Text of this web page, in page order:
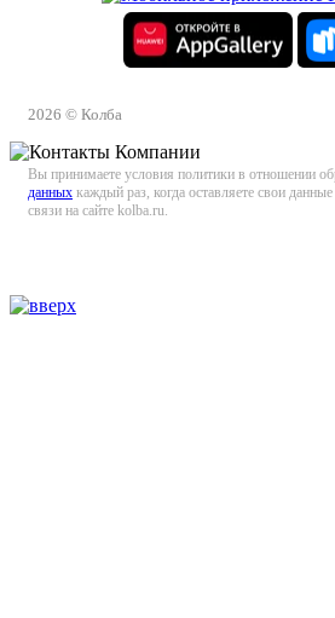
2026 © Колба
Вы принимаете условия политики в отношении
данных каждый раз, когда оставляете свои
связи на сайте kolba.ru.